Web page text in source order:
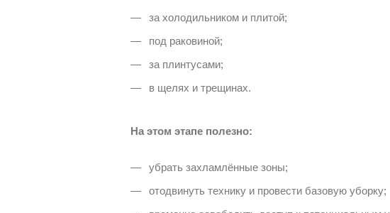
за холодильником и плитой;
под раковиной;
за плинтусами;
в щелях и трещинах.
На этом этапе полезно:
убрать захламлённые зоны;
отодвинуть технику и провести базовую уборку;